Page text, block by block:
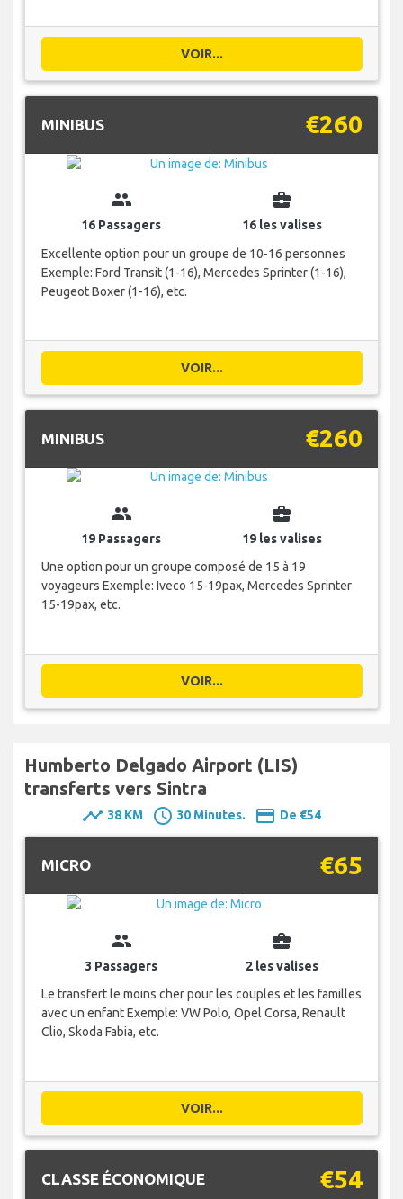
VOIR...
MINIBUS €260
group
16 Passagers
business_center
16 les valises
Excellente option pour un groupe de 10-16 personnes
Exemple: Ford Transit (1-16), Mercedes Sprinter (1-16),
Peugeot Boxer (1-16), etc.
VOIR...
MINIBUS €260
group
19 Passagers
business_center
19 les valises
Une option pour un groupe composé de 15 à 19
voyageurs Exemple: Iveco 15-19pax, Mercedes Sprinter
15-19pax, etc.
VOIR...
Humberto Delgado Airport (LIS)
transferts vers Sintra
timeline 38 KM schedule 30 Minutes. payment De €54
MICRO €65
group
3 Passagers
business_center
2 les valises
Le transfert le moins cher pour les couples et les familles
avec un enfant Exemple: VW Polo, Opel Corsa, Renault
Clio, Skoda Fabia, etc.
VOIR...
CLASSE ÉCONOMIQUE €54